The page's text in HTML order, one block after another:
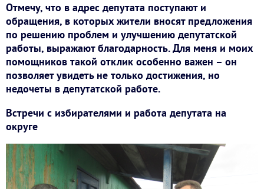
Отмечу, что в адрес депутата поступают и
обращения, в которых жители вносят предложения
по решению проблем и улучшению депутатской
работы, выражают благодарность. Для меня и моих
помощников такой отклик особенно важен – он
позволяет увидеть не только достижения, но
недочеты в депутатской работе.
Встречи с избирателями и работа депутата на
округе